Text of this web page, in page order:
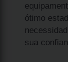
ótimo
sua